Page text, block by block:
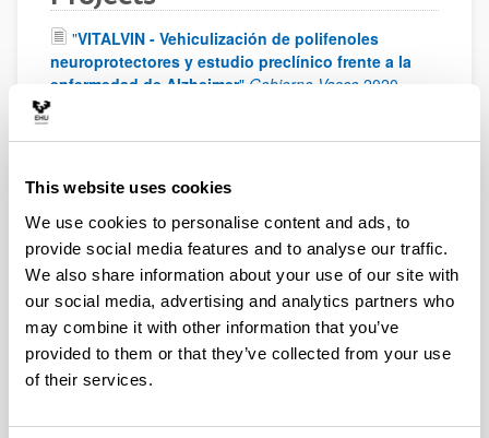
This website uses cookies
We use cookies to personalise content and ads, to
provide social media features and to analyse our traffic.
We also share information about your use of our site with
our social media, advertising and analytics partners who
may combine it with other information that you’ve
provided to them or that they’ve collected from your use
of their services.
"VITALVIN - Vehiculización de polifenoles
neuroprotectores y estudio preclínico frente a la
enfermedad de Alzheimer" Gobierno Vasco 2020
2021
"Diseño de un plan global de integración de las
Vasco de Salud"UPV/EHU
"Evaluación farmacocinética y optimización
terapéutica de ceftarolina y levetiracetam en
pacientes críticos con aclaramiento renal
aumentado " Gobierno Vasco 2019
2022
"Evaluación farmacocinética y optimización
terapéutica de ceftarolina y levetiracetam en
pacientes críticos con aclaramiento renal
aumentado"Gobierno Vasco
"Terapia génica no viral para el tratamiento de